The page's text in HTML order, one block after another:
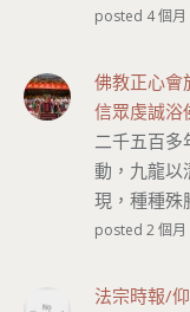
posted 4 個月
佛教正心會
信眾虔誠浴
二千五百多
動，九龍以
現，種種殊
posted 2 個月
法宗時報/